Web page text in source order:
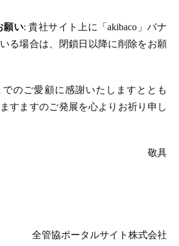
願い: 貴社サイト上に「akibaco」バナ
る場合は、閉鎖日以降に削除をお願
のご愛顧に感謝いたしますととも
すますのご発展を心よりお祈り申し
敬具
全管協ポータルサイト株式会社